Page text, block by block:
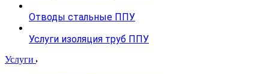
Отводы стальные ППУ
Услуги изоляция труб ППУ
Услуги